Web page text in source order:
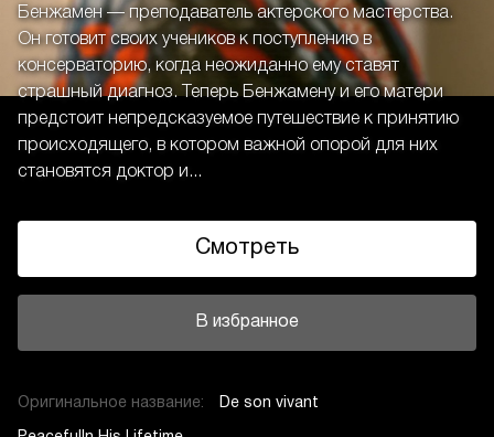
Бенжамен — преподаватель актерского мастерства.
Он готовит своих учеников к поступлению в
консерваторию, когда неожиданно ему ставят
страшный диагноз. Теперь Бенжамену и его матери
предстоит непредсказуемое путешествие к принятию
происходящего, в котором важной опорой для них
становятся доктор и...
Смотреть
В избранное
Оригинальное название: De son vivant